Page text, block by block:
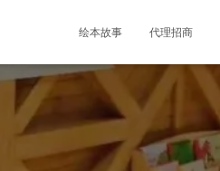
绘本故事 代理招商